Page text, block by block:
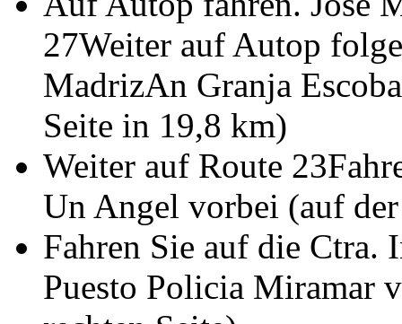
27Weiter auf Autop
MadrizAn Granja
Seite in 19,8 km)
Weiter auf Route
Un Angel vorbei (auf
Fahren Sie auf die Ctra.
Puesto Policia Miramar